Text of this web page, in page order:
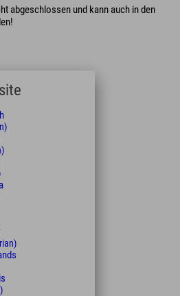
abgeschlossen und kann auch in den